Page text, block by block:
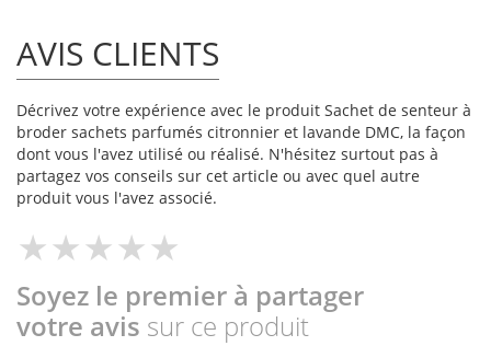
AVIS CLIENTS
Décrivez votre expérience avec le produit Sachet de senteur à
broder sachets parfumés citronnier et lavande DMC, la façon
dont vous l'avez utilisé ou réalisé. N'hésitez surtout pas à
partagez vos conseils sur cet article ou avec quel autre
produit vous l'avez associé.
Soyez le premier à partager
votre avis sur ce produit